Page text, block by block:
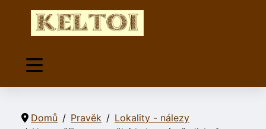
Domů Pravěk
Lokality - nálezy